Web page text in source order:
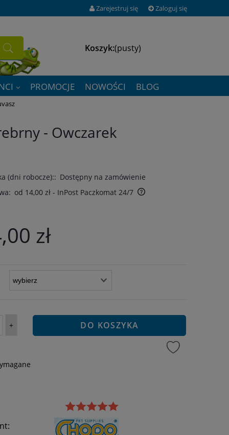
Zarejestruj się Zaloguj się
Koszyk:(pusty)
PROMOCJE NOWOŚCI BLOG
- Owczarek
(dni robocze):: Dostępny na zamówienie
od 14,00 zł - InPost Paczkomat 24/7
zł
+ DO KOSZYKA